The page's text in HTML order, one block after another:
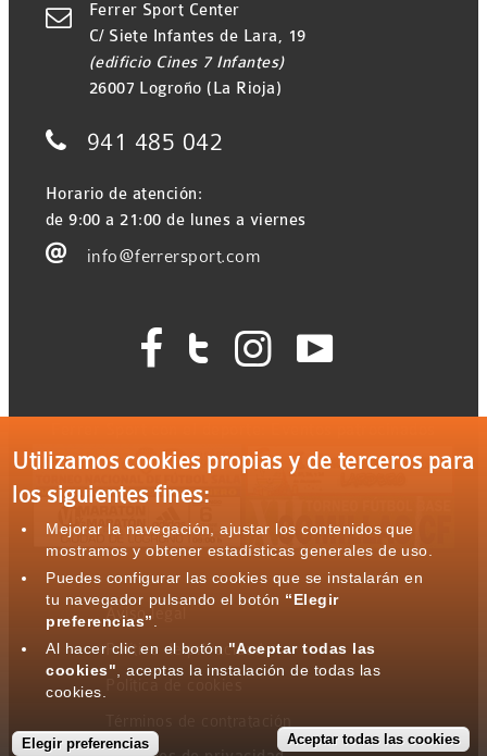

Ferrer Sport Center
C/ Siete Infantes de Lara, 19
(edificio Cines 7 Infantes)
26007 Logroño (La Rioja)
 941 485 042
Horario de atención:
de 9:00 a 21:00 de lunes a viernes
 info@ferrersport.com
   
Aviso legal
Política de privacidad
Utilizamos cookies propias y de terceros para
los siguientes fines:
Mejorar la navegación, ajustar los contenidos que
mostramos y obtener estadísticas generales de uso.
Puedes configurar las cookies que se instalarán en
tu navegador pulsando el botón “Elegir
preferencias”
Al hacer clic en el botón "Aceptar todas las
cookies" , aceptas la instalación de todas las
cookies.
Elegir preferencias Aceptar todas las cookies